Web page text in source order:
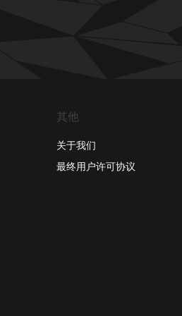
其他
关于我们
最终用户许可协议